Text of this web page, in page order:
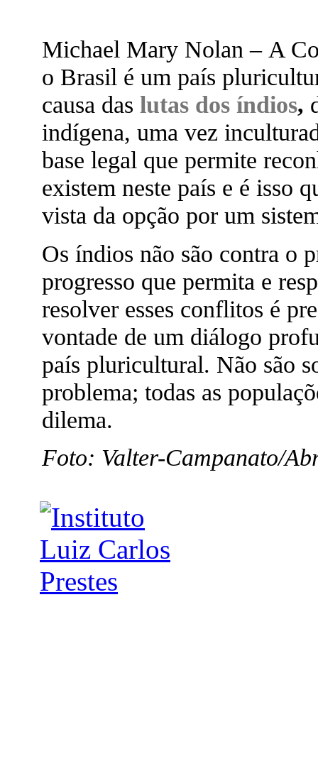
Michael Mary Nolan – A
o Brasil é um país
causa das lutas dos índios,
indígena, uma vez
base legal que permite
existem neste país e é isso
vista da opção por um
Os índios não são contra o
progresso que permita e
resolver esses conflitos é
vontade de um diálogo
país pluricultural. Não são
problema; todas as
dilema.
Foto: Valter-Campanato/